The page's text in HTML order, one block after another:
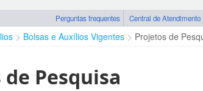
Perguntas frequentes Central de Atendimento
Bolsas e Auxílios Vigentes Projetos de
Pesquisa